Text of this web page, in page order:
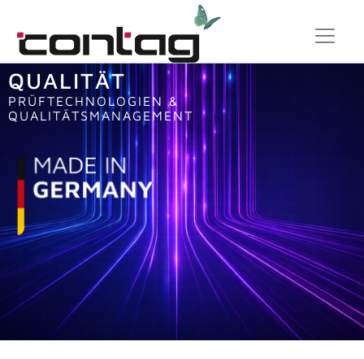
QUALITÄT
PRÜFTECHNOLOGIEN &
QUALITÄTSMANAGEMENT